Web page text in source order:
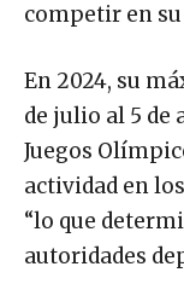
competir en
En 2024, su
de julio al 5 de
Juegos
actividad en
“lo que
autoridades